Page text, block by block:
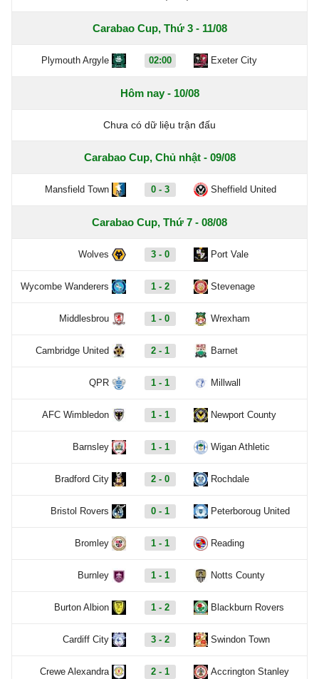
Carabao Cup, Thứ 3 - 11/08
Plymouth Argyle 02:00 Exeter City
Hôm nay - 10/08
Chưa có dữ liệu trận đấu
Carabao Cup, Chủ nhật - 09/08
Mansfield Town 0 - 3 Sheffield United
Carabao Cup, Thứ 7 - 08/08
Wolves 3 - 0 Port Vale
Wycombe Wanderers 1 - 2 Stevenage
Middlesbrou 1 - 0 Wrexham
Cambridge United 2 - 1 Barnet
QPR 1 - 1 Millwall
AFC Wimbledon 1 - 1 Newport County
Barnsley 1 - 1 Wigan Athletic
Bradford City 2 - 0 Rochdale
Bristol Rovers 0 - 1 Peterboroug United
Bromley 1 - 1 Reading
Burnley 1 - 1 Notts County
Burton Albion 1 - 2 Blackburn Rovers
Cardiff City 3 - 2 Swindon Town
Crewe Alexandra 2 - 1 Accrington Stanley